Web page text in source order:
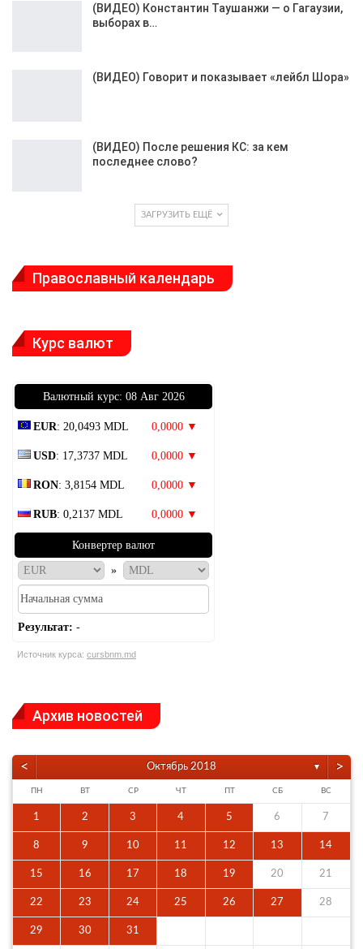
(ВИДЕО) Константин Таушанжи — о Гагаузии,
выборах в…
(ВИДЕО) Говорит и показывает «лейбл Шора»
(ВИДЕО) После решения КС: за кем
последнее слово?
ЗАГРУЗИТЬ ЕЩЁ
Православный календарь
Курс валют
Bалютный курс: 08 Авг 2026
EUR: 20,0493 MDL 0,0000 ▼
USD: 17,3737 MDL 0,0000 ▼
RON: 3,8154 MDL 0,0000 ▼
RUB: 0,2137 MDL 0,0000 ▼
Конвертер валют
»
Результат: -
Источник курса: cursbnm.md
Архив новостей
< Октябрь 2018 ▼ >
ПН ВТ СР ЧТ ПТ СБ ВС
1 2 3 4 5 6 7
8 9 10 11 12 13 14
15 16 17 18 19 20 21
22 23 24 25 26 27 28
29 30 31